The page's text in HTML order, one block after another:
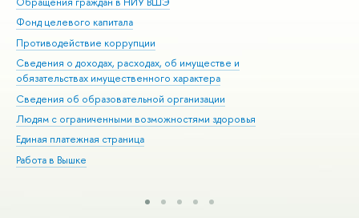
Фонд целевого капитала
Противодействие коррупции
Сведения о доходах, расходах, об имуществе и
обязательствах имущественного характера
Сведения об образовательной организации
Людям с ограниченными возможностями здоровья
Единая платежная страница
Работа в Вышке